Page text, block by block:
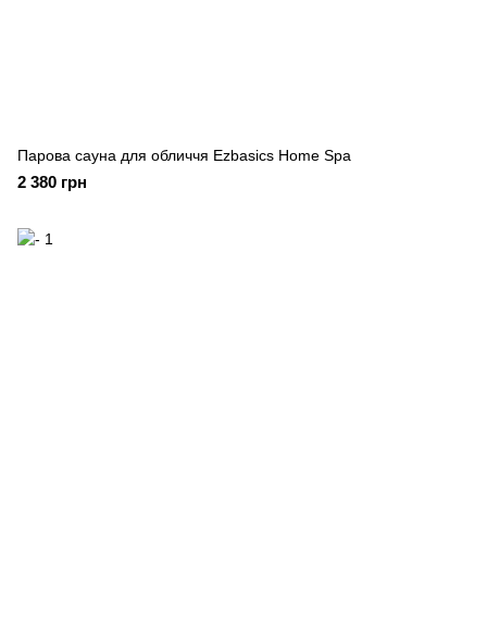
Парова сауна для обличчя Ezbasics Home Spa
2 380 грн